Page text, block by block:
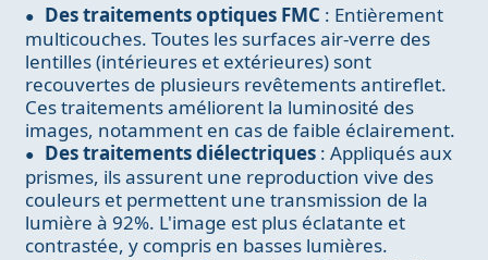
Des traitements optiques FMC : Entièrement
multicouches. Toutes les surfaces air-verre des
lentilles (intérieures et extérieures) sont
recouvertes de plusieurs revêtements antireflet.
Ces traitements améliorent la luminosité des
images, notamment en cas de faible éclairement.
Des traitements diélectriques: Appliqués aux
prismes, ils assurent une reproduction vive des
couleurs et permettent une transmission de la
lumière à 92%. L'image est plus éclatante et
contrastée, y compris en basses lumières.